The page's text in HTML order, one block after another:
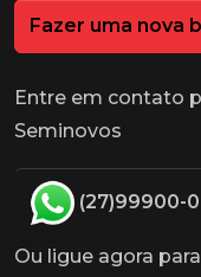
Fazer uma nova
Entre em contato
Seminovos
(27)99900-
Ou ligue agora